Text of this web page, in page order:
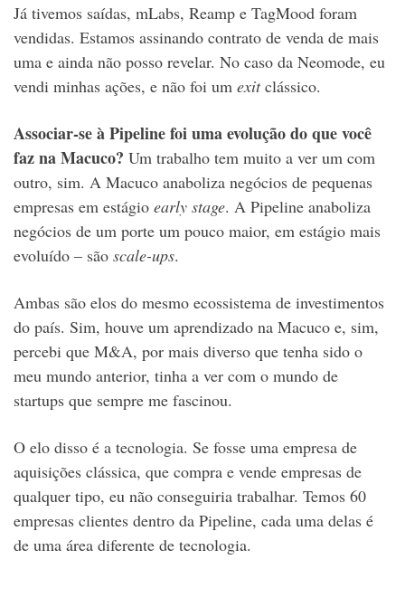
Já tivemos saídas, mLabs, Reamp e TagMood foram
vendidas. Estamos assinando contrato de venda de mais
uma e ainda não posso revelar. No caso da Neomode, eu
vendi minhas ações, e não foi um exitclássico.
Associar-se à Pipeline foi uma evolução do que você
faz na Macuco? Um trabalho tem muito a ver um com
outro, sim. A Macuco anaboliza negócios de pequenas
empresas em estágio early stage. A Pipeline anaboliza
negócios de um porte um pouco maior, em estágio mais
evoluído – são scale-ups.
Ambas são elos do mesmo ecossistema de investimentos
do país. Sim, houve um aprendizado na Macuco e, sim,
percebi que M&A, por mais diverso que tenha sido o
meu mundo anterior, tinha a ver com o mundo de
startups que sempre me fascinou.
O elo disso é a tecnologia. Se fosse uma empresa de
aquisições clássica, que compra e vende empresas de
qualquer tipo, eu não conseguiria trabalhar. Temos 60
empresas clientes dentro da Pipeline, cada uma delas é
de uma área diferente de tecnologia.